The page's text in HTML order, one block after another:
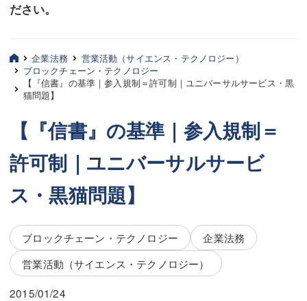
みずほ中央の特長・形式編
三平 聡史
酒井 博之
坂本 陽一
桶川 聡
三平 隆史
吉元 優仁
小川 祐
弁護士費用
ださい。
みずほ中央の特長・形式編
三平 聡史
酒井 博之
坂本 陽一
桶川 聡
三平 隆史
吉元 優仁
弁護士費用
不動産
企業法務
営業活動（サイエンス・テクノロジー）
ブロックチェーン・テクノロジー
【『信書』の基準｜参入規制＝許可制｜ユニバーサルサービス・黒
猫問題】
【『信書』の基準｜参入規制＝
許可制｜ユニバーサルサービ
ス・黒猫問題】
ブロックチェーン・テクノロジー
企業法務
営業活動（サイエンス・テクノロジー）
2015/01/24